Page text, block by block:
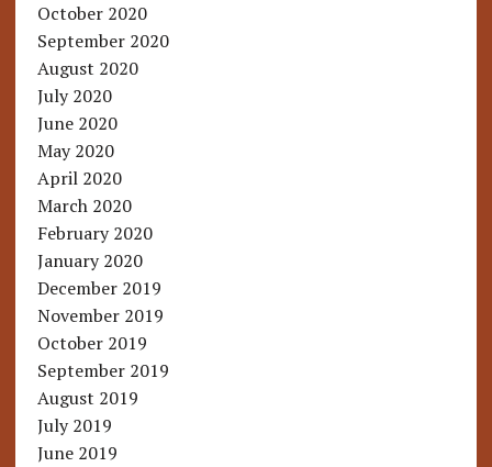
October 2020
September 2020
August 2020
July 2020
June 2020
May 2020
April 2020
March 2020
February 2020
January 2020
December 2019
November 2019
October 2019
September 2019
August 2019
July 2019
June 2019